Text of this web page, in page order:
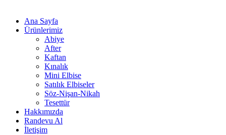
Ana Sayfa
Ürünlerimiz
Abiye
After
Kaftan
Kınalık
Mini Elbise
Satılık Elbiseler
Söz-Nişan-Nikah
Tesettür
Hakkımızda
Randevu Al
İletişim